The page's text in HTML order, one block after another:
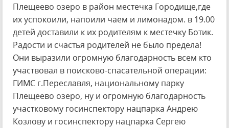
Плещеево озеро в район местечка Городище,где
их успокоили, напоили чаем и лимонадом. в 19.00
детей доставили к их родителям к местечку Ботик.
Радости и счастья родителей не было предела!
Они выразили огромную благодарность всем кто
участвовал в поисково-спасательной операции:
ГИМС г.Переславля, национальному парку
Плещеево озеро, ну и огромную благодарность
участковому госинспектору нацпарка Андрею
Козлову и госинспектору нацпарка Сергею